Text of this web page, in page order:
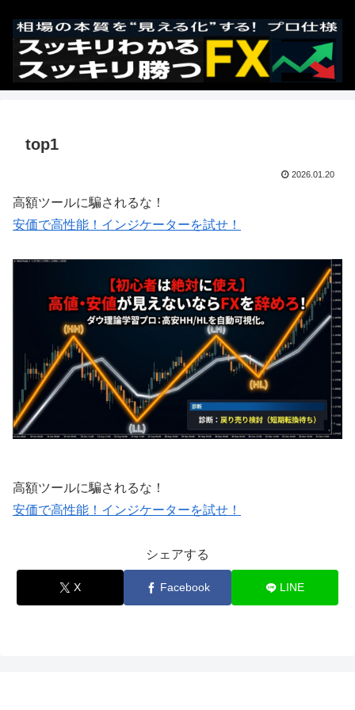
top1
2026.01.20
高額ツールに騙されるな！
安価で高性能！インジケーターを試せ！
高額ツールに騙されるな！
安価で高性能！インジケーターを試せ！
シェアする
X Facebook LINE